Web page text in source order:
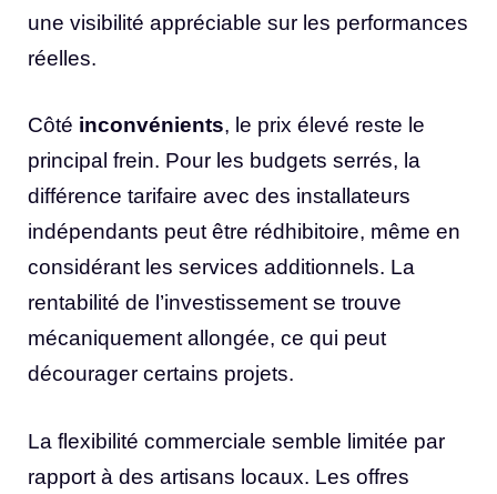
une visibilité appréciable sur les performances
réelles.
Côté inconvénients, le prix élevé reste le
principal frein. Pour les budgets serrés, la
différence tarifaire avec des installateurs
indépendants peut être rédhibitoire, même en
considérant les services additionnels. La
rentabilité de l’investissement se trouve
mécaniquement allongée, ce qui peut
décourager certains projets.
La flexibilité commerciale semble limitée par
rapport à des artisans locaux. Les offres